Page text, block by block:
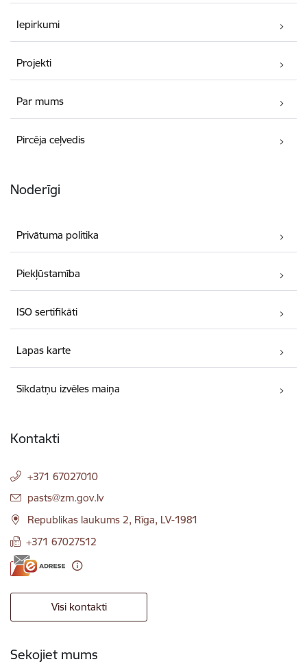
Iepirkumi
Projekti
Par mums
Pircēja ceļvedis
Noderīgi
Privātuma politika
Piekļūstamība
ISO sertifikāti
Lapas karte
Sīkdatņu izvēles maiņa
Kontakti
+371 67027010
E-pasts:
pasts@zm.gov.lv
Republikas laukums 2, Rīga, LV-1981
+371 67027512
Visi kontakti
Sekojiet mums